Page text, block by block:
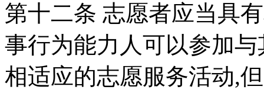
第十二条 志愿者应当具
事行为能力人可以参加
相适应的志愿服务活动,